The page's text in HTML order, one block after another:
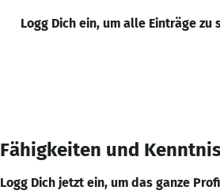
Logg Dich ein, um alle Einträge zu
Fähigkeiten und
Logg Dich jetzt ein, um das ganze